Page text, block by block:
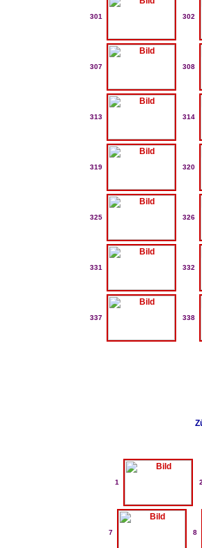
301 302
307 308
313 314
319 320
325 326
331 332
337 338
1
7 8